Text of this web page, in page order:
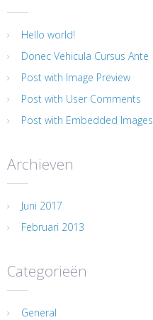
Hello world!
Donec Vehicula Cursus Ante
Post with Image Preview
Post with User Comments
Post with Embedded Images
Archieven
Juni 2017
Februari 2013
Categorieën
General